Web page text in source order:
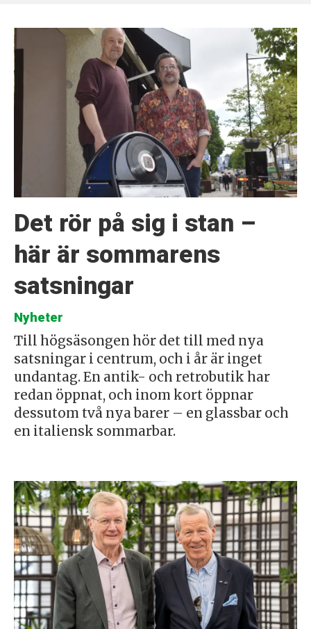
Det rör på sig i stan –
här är sommarens
satsningar
Nyheter
Till högsäsongen hör det till med nya
satsningar i centrum, och i år är inget
undantag. En antik- och retrobutik har
redan öppnat, och inom kort öppnar
dessutom två nya barer – en glassbar och
en italiensk sommarbar.